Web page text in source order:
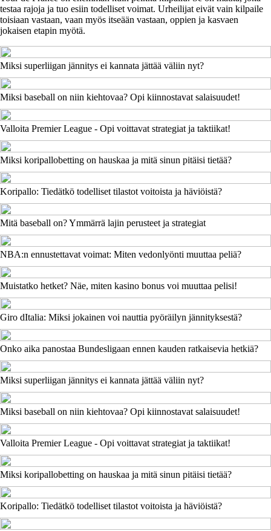
testaa rajoja ja tuo esiin todelliset voimat. Urheilijat eivät vain kilpaile
toisiaan vastaan, vaan myös itseään vastaan, oppien ja kasvaen
jokaisen etapin myötä.
Miksi superliigan jännitys ei kannata jättää väliin nyt?
Miksi baseball on niin kiehtovaa? Opi kiinnostavat salaisuudet!
Valloita Premier League - Opi voittavat strategiat ja taktiikat!
Miksi koripallobetting on hauskaa ja mitä sinun pitäisi tietää?
Koripallo: Tiedätkö todelliset tilastot voitoista ja häviöistä?
Mitä baseball on? Ymmärrä lajin perusteet ja strategiat
NBA:n ennustettavat voimat: Miten vedonlyönti muuttaa peliä?
Muistatko hetket? Näe, miten kasino bonus voi muuttaa pelisi!
Giro dItalia: Miksi jokainen voi nauttia pyöräilyn jännityksestä?
Onko aika panostaa Bundesligaan ennen kauden ratkaisevia hetkiä?
Miksi superliigan jännitys ei kannata jättää väliin nyt?
Miksi baseball on niin kiehtovaa? Opi kiinnostavat salaisuudet!
Valloita Premier League - Opi voittavat strategiat ja taktiikat!
Miksi koripallobetting on hauskaa ja mitä sinun pitäisi tietää?
Koripallo: Tiedätkö todelliset tilastot voitoista ja häviöistä?